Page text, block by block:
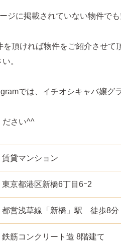
ジに掲載されていない物件で
を頂ければ物件をご紹介させて
。
では、イチオシキャバ嬢グ
ださい^^
賃貸マンション
東京都港区新橋6丁目6ｰ2
都営浅草線「新橋」駅 徒歩8分
鉄筋コンクリート造 8階建て